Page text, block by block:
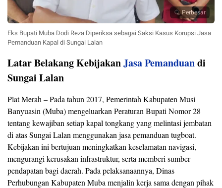
Perbesar
Eks Bupati Muba Dodi Reza Diperiksa sebagai Saksi Kasus Korupsi Jasa
Pemanduan Kapal di Sungai Lalan
Latar Belakang KebijakanJasa Pemanduandi
Sungai Lalan
Plat Merah – Pada tahun 2017, Pemerintah Kabupaten Musi
Banyuasin (Muba) mengeluarkan Peraturan Bupati Nomor 28
tentang kewajiban setiap kapal tongkang yang melintasi jembatan
di atas Sungai Lalan menggunakan jasa pemanduan tugboat.
Kebijakan ini bertujuan meningkatkan keselamatan navigasi,
mengurangi kerusakan infrastruktur, serta memberi sumber
pendapatan bagi daerah. Pada pelaksanaannya, Dinas
Perhubungan Kabupaten Muba menjalin kerja sama dengan pihak